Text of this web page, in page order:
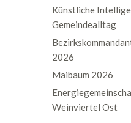
Künstliche
Gemeindealltag
2026
Maibaum 2026
Weinviertel Ost